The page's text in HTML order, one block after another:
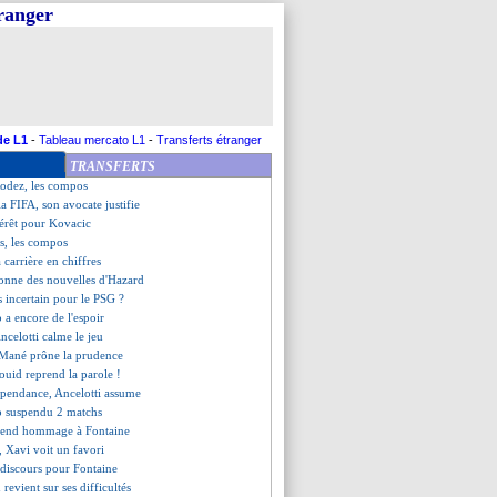
L1 - Tableau mercato L1 - Transferts étranger
TRANSFERTS
Moting proche d'une prolongation
les compos
pour le Clasico
de Reina pour Vinicius
les compos
FIFA, son avocate justifie
pour Kovacic
les compos
carrière en chiffres
des nouvelles d'Hazard
incertain pour le PSG ?
a encore de l'espoir
calme le jeu
prône la prudence
reprend la parole !
Ancelotti assume
2 matchs
hommage à Fontaine
Xavi voit un favori
pour Fontaine
revient sur ses difficultés